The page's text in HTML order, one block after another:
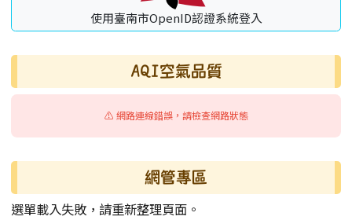
使用臺南市OpenID認證系統登入
AQI空氣品質
⚠️ 網路連線錯誤，請檢查網路狀態
網管專區
選單載入失敗，請重新整理頁面。